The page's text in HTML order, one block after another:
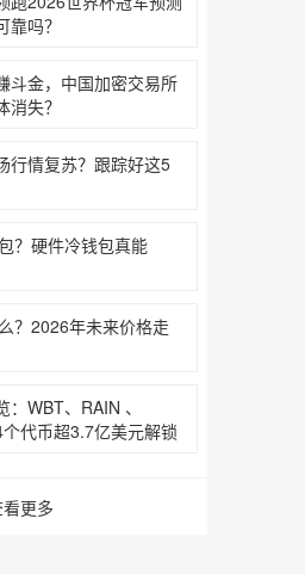
吗？
斗金，中国加密交易所
消失？
行情复苏？跟踪好这5
？硬件冷钱包真能
？2026年未来价格走
WBT、RAIN 、
代币超3.7亿美元解锁‌‌‌‌‌‌
更多